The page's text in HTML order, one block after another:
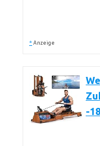
* Anzeige
-